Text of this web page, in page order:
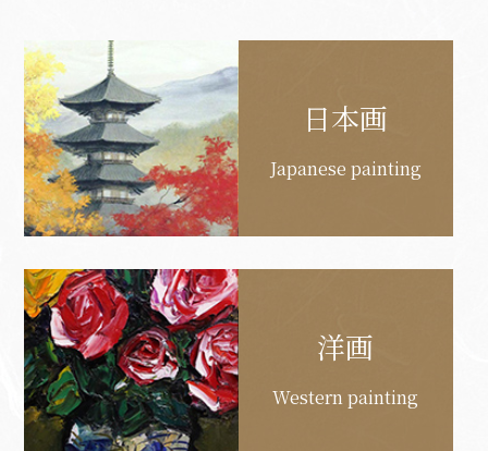
日本画
Japanese painting
洋画
Western painting